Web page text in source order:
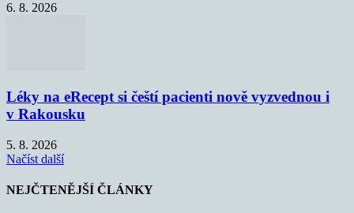
6. 8. 2026
Léky na eRecept si čeští pacienti nově vyzvednou i
v Rakousku
5. 8. 2026
Načíst další
NEJČTENĚJŠÍ ČLÁNKY